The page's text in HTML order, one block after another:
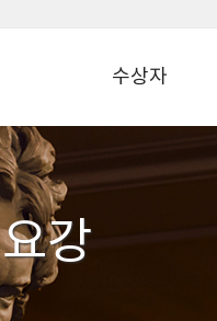
수상자
강